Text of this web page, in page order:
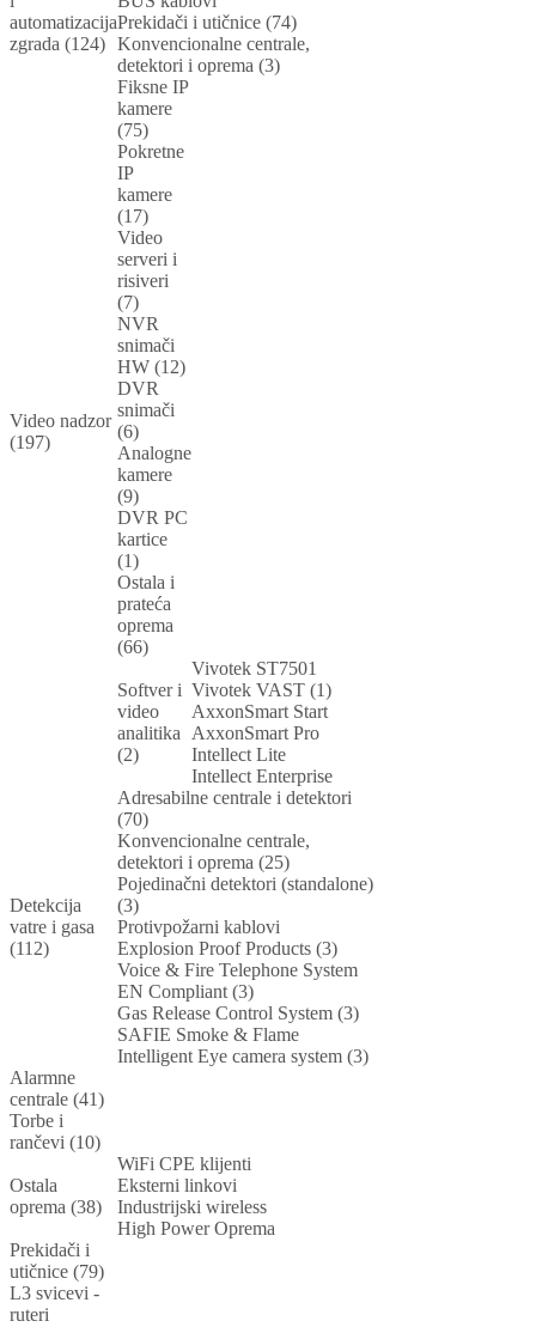
automatizacija
zgrada (124)
Prekidači i utičnice (74)
Konvencionalne centrale,
detektori i oprema (3)
Video nadzor
(197)
Fiksne IP
kamere
(75)
Pokretne
IP
kamere
(17)
Video
serveri i
risiveri
(7)
NVR
snimači
HW (12)
DVR
snimači
(6)
Analogne
kamere
(9)
DVR PC
kartice
(1)
Ostala i
prateća
oprema
(66)
Softver i
video
analitika
(2)
Vivotek ST7501
Vivotek VAST (1)
AxxonSmart Start
AxxonSmart Pro
Intellect Lite
Intellect Enterprise
Detekcija
vatre i gasa
(112)
Adresabilne centrale i detektori
(70)
Konvencionalne centrale,
detektori i oprema (25)
Pojedinačni detektori (standalone)
(3)
Protivpožarni kablovi
Explosion Proof Products (3)
Voice & Fire Telephone System
EN Compliant (3)
Gas Release Control System (3)
SAFIE Smoke & Flame
Intelligent Eye camera system (3)
Alarmne
centrale (41)
Torbe i
rančevi (10)
Ostala
oprema (38)
WiFi CPE klijenti
Eksterni linkovi
Industrijski wireless
High Power Oprema
Prekidači i
utičnice (79)
L3 svicevi -
ruteri